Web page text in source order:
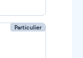
Particulier